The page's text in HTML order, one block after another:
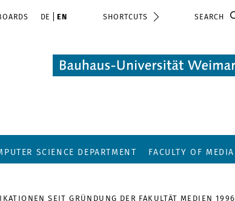
DE EN SHORTCUTS
SCIENCE DEPARTMENT FACULTY OF MEDIA
SEIT GRÜNDUNG DER FAKULTÄT MEDIEN 1996